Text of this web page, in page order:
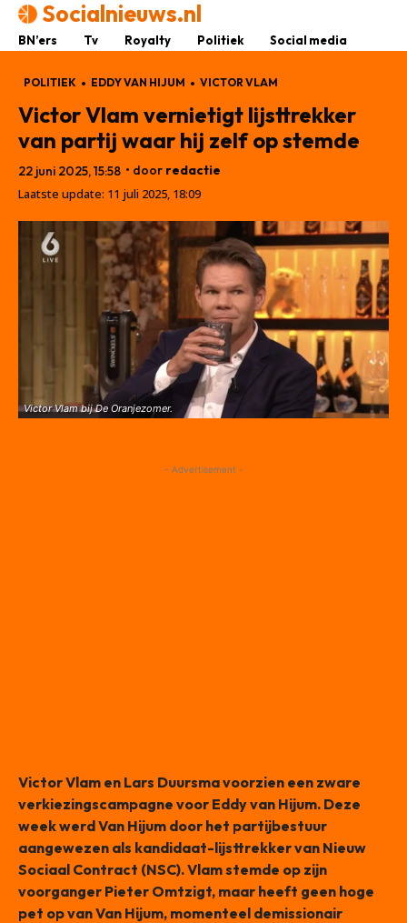
Socialnieuws.nl
BN’ers Tv Royalty Politiek Social media
POLITIEK EDDY VAN HIJUM VICTOR VLAM
Victor Vlam vernietigt lijsttrekker
van partij waar hij zelf op stemde
22 juni 2025, 15:58 • door redactie
Laatste update: 11 juli 2025, 18:09
Victor Vlam bij De Oranjezomer.
- Advertisement -
Victor Vlam en Lars Duursma voorzien een zware
verkiezingscampagne voor Eddy van Hijum. Deze
week werd Van Hijum door het partijbestuur
aangewezen als kandidaat-lijsttrekker van Nieuw
Sociaal Contract (NSC). Vlam stemde op zijn
voorganger Pieter Omtzigt, maar heeft geen hoge
pet op van Van Hijum, momenteel demissionair